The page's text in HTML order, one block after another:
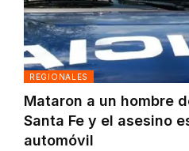
REGIONALES
Mataron a un hombre
Santa Fe y el asesino
automóvil